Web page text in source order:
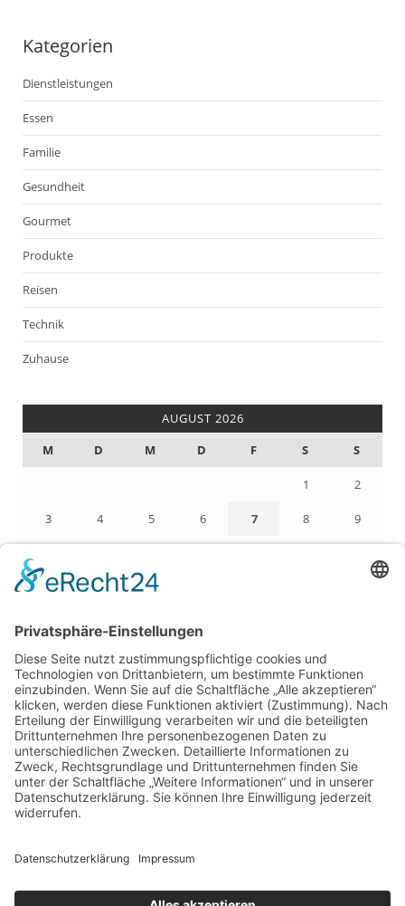
Kategorien
Dienstleistungen
Essen
Familie
Gesundheit
Gourmet
Produkte
Reisen
Technik
Zuhause
AUGUST 2026
M
D M D F S S
1 2
3 4 5 6 7 8 9
17 18 19
26
31
« Apr.
LEGAL
Impressum